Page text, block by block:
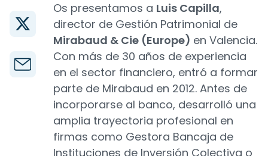
Os presentamos a Luis Capilla,
director de Gestión Patrimonial de
Mirabaud & Cie (Europe) en Valencia.
Con más de 30 años de experiencia
en el sector financiero, entró a formar
parte de Mirabaud en 2012. Antes de
incorporarse al banco, desarrolló una
amplia trayectoria profesional en
firmas como Gestora Bancaja de
Instituciones de Inversión Colectiva o